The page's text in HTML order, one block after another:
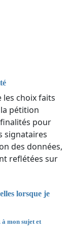
choix faits
la pétition
pour
signataires
des données,
reflétées sur
lorsque je
à mon sujet et